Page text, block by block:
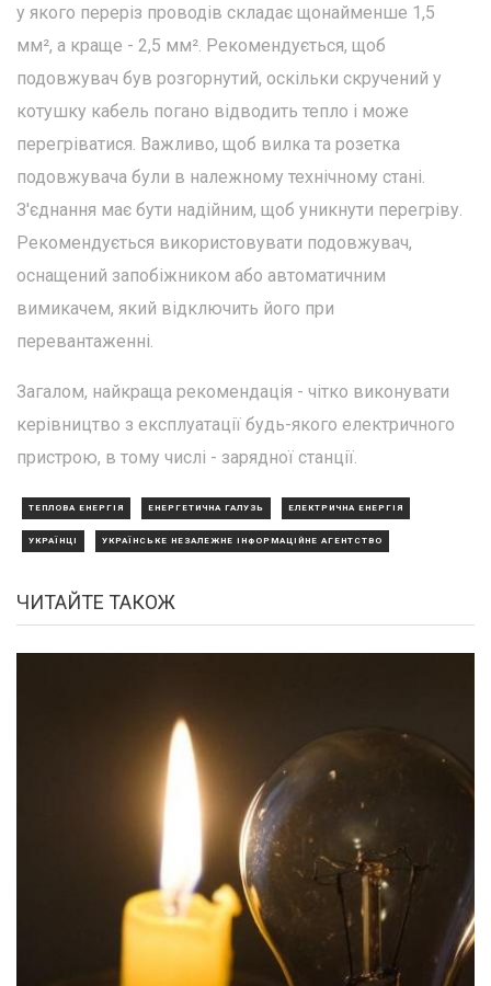
у якого переріз проводів складає щонайменше 1,5
мм², а краще - 2,5 мм². Рекомендується, щоб
подовжувач був розгорнутий, оскільки скручений у
котушку кабель погано відводить тепло і може
перегріватися. Важливо, щоб вилка та розетка
подовжувача були в належному технічному стані.
З'єднання має бути надійним, щоб уникнути перегріву.
Рекомендується використовувати подовжувач,
оснащений запобіжником або автоматичним
вимикачем, який відключить його при
перевантаженні.
Загалом, найкраща рекомендація - чітко виконувати
керівництво з експлуатації будь-якого електричного
пристрою, в тому числі - зарядної станції.
ТЕПЛОВА ЕНЕРГІЯ ЕНЕРГЕТИЧНА ГАЛУЗЬ ЕЛЕКТРИЧНА ЕНЕРГІЯ
УКРАЇНЦІ УКРАЇНСЬКЕ НЕЗАЛЕЖНЕ ІНФОРМАЦІЙНЕ АГЕНТСТВО
ЧИТАЙТЕ ТАКОЖ